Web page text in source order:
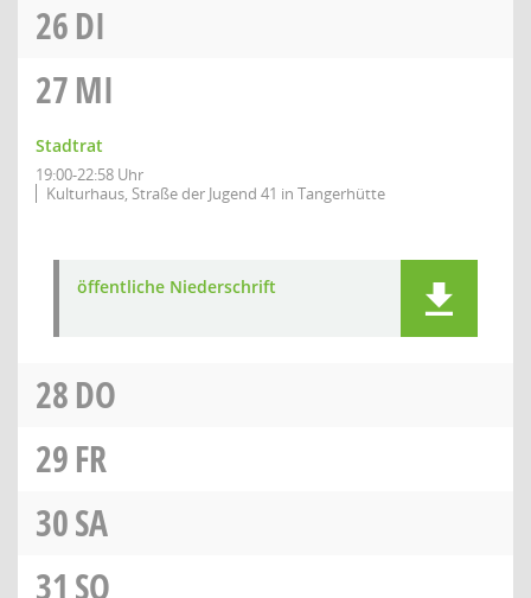
26DI
27MI
Stadtrat
19:00-22:58 Uhr
Kulturhaus, Straße der Jugend 41 in Tangerhütte
öffentliche Niederschrift
28DO
29FR
30SA
31 SO